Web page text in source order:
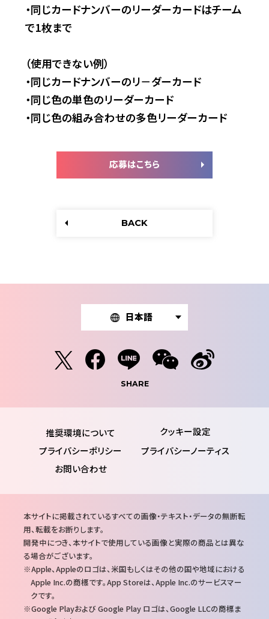
・同じカードナンバーのリーダーカードはチーム
で1枚まで
（使用できない例）
・同じカードナンバーのリ－ダーカード
・同じ色の単色のリーダーカード
・同じ色の組み合わせの多色リーダーカード
応募はこちら
BACK
日本語
SHARE
推奨環境について
プライバシーポリシー
プライバシーノーティス
お問い合わせ
注
意
事
項
本サイトに掲載されているすべての画像・テキスト・データの無断転
用、転載をお断りします。
開発中につき、本サイトで使用している画像と実際の商品とは異な
る場合がございます。
Apple、Appleのロゴは、米国もしくはその他の国や地域における
Apple Inc.の商標です。App Storeは、Apple Inc.のサービスマー
クです。
Google Playおよび Google Play ロゴは、Google LLCの商標ま